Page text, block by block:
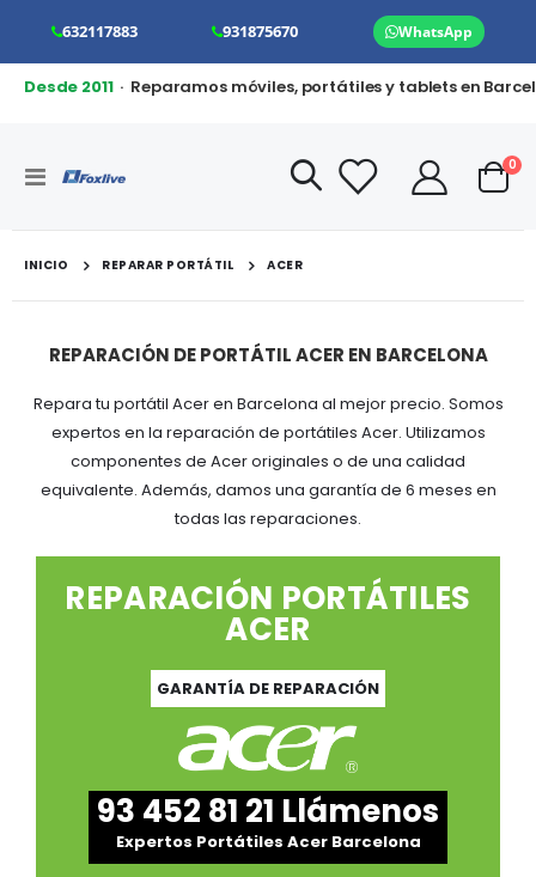
632117883 931875670 WhatsApp
Desde 2011· Reparamos móviles, portátiles y tablets en
Toggle
Cart
0
INICIO REPARAR PORTÁTIL ACER
REPARACIÓN DE PORTÁTIL ACER EN BARCELONA
Repara tu portátil Acer en Barcelona al mejor precio. Somos
expertos en la reparación de portátiles Acer. Utilizamos
componentes de Acer originales o de una calidad
equivalente. Además, damos una garantía de 6 meses en
todas las reparaciones.
REPARACIÓN PORTÁTILES
ACER
GARANTÍA DE REPARACIÓN
93 452 81 21 Llámenos
Expertos Portátiles Acer Barcelona